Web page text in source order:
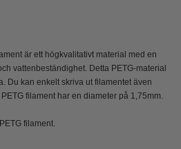
är ett högkvalitativt material med en
vattenbeständighet. Detta PETG-material
Du kan enkelt skriva ut filamentet även
filament har en diameter på 1,75mm.
filament.